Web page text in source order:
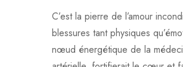
C’est la pierre de l’amour
blessures tant physiques
nœud énergétique de la